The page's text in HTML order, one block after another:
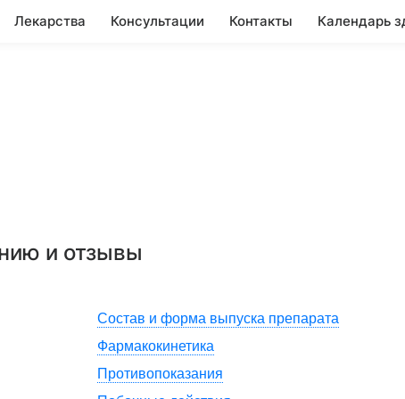
Лекарства Консультации Контакты Календарь
и отзывы
Состав и форма выпуска препарата
Фармакокинетика
Противопоказания